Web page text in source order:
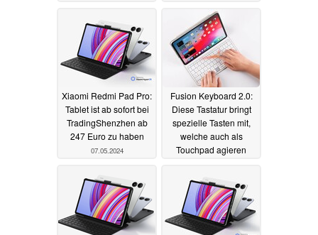
Xiaomi Redmi Pad Pro:
Tablet ist ab sofort bei
TradingShenzhen ab
247 Euro zu haben
07.05.2024
Fusion Keyboard 2.0:
Diese Tastatur bringt
spezielle Tasten mit,
welche auch als
Touchpad agieren